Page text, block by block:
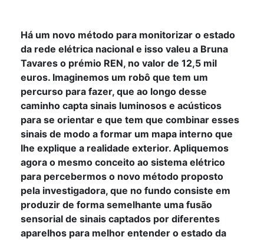
Há um novo método para monitorizar o estado
da rede elétrica nacional e isso valeu a Bruna
Tavares o prémio REN, no valor de 12,5 mil
euros. Imaginemos um robô que tem um
percurso para fazer, que ao longo desse
caminho capta sinais luminosos e acústicos
para se orientar e que tem que combinar esses
sinais de modo a formar um mapa interno que
lhe explique a realidade exterior. Apliquemos
agora o mesmo conceito ao sistema elétrico
para percebermos o novo método proposto
pela investigadora, que no fundo consiste em
produzir de forma semelhante uma fusão
sensorial de sinais captados por diferentes
aparelhos para melhor entender o estado da